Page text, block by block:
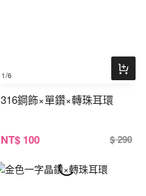
1/6
316鋼飾×單鑽×轉珠耳環
NT$ 100 $ 290